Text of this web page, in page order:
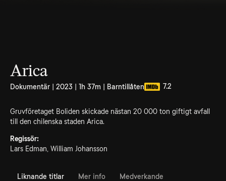
Arica
Dokumentär | 2023 | 1h 37m | Barntillåten 7.2
Gruvföretaget Boliden skickade nästan 20 000 ton giftigt avfall
till den chilenska staden Arica.
Regissör:
Lars Edman, William Johansson
Liknande titlar Mer info Medverkande